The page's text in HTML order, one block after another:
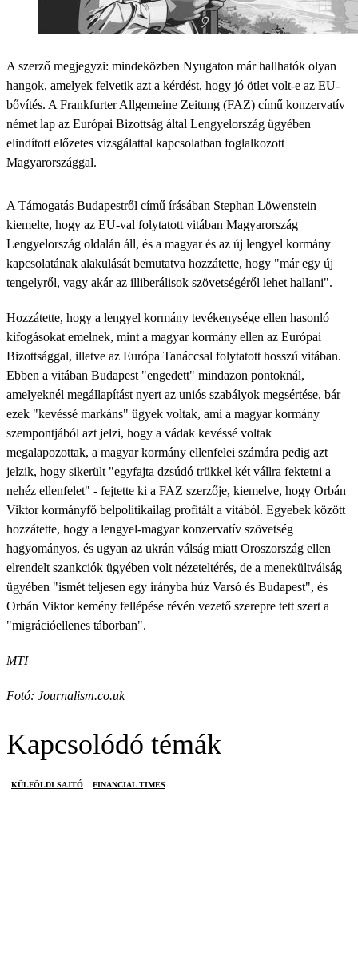
A szerző megjegyzi: mindeközben Nyugaton már hallhatók olyan
hangok, amelyek felvetik azt a kérdést, hogy jó ötlet volt-e az EU-
bővítés. A Frankfurter Allgemeine Zeitung (FAZ) című konzervatív
német lap az Európai Bizottság által Lengyelország ügyében
elindított előzetes vizsgálattal kapcsolatban foglalkozott
Magyarországgal.
A Támogatás Budapestről című írásában Stephan Löwenstein
kiemelte, hogy az EU-val folytatott vitában Magyarország
Lengyelország oldalán áll, és a magyar és az új lengyel kormány
kapcsolatának alakulását bemutatva hozzátette, hogy "már egy új
tengelyről, vagy akár az illiberálisok szövetségéről lehet hallani".
Hozzátette, hogy a lengyel kormány tevékenysége ellen hasonló
kifogásokat emelnek, mint a magyar kormány ellen az Európai
Bizottsággal, illetve az Európa Tanáccsal folytatott hosszú vitában.
Ebben a vitában Budapest "engedett" mindazon pontoknál,
amelyeknél megállapítást nyert az uniós szabályok megsértése, bár
ezek "kevéssé markáns" ügyek voltak, ami a magyar kormány
szempontjából azt jelzi, hogy a vádak kevéssé voltak
megalapozottak, a magyar kormány ellenfelei számára pedig azt
jelzik, hogy sikerült "egyfajta dzsúdó trükkel két vállra fektetni a
nehéz ellenfelet" - fejtette ki a FAZ szerzője, kiemelve, hogy Orbán
Viktor kormányfő belpolitikailag profitált a vitából. Egyebek között
hozzátette, hogy a lengyel-magyar konzervatív szövetség
hagyományos, és ugyan az ukrán válság miatt Oroszország ellen
elrendelt szankciók ügyében volt nézeteltérés, de a menekültválság
ügyében "ismét teljesen egy irányba húz Varsó és Budapest", és
Orbán Viktor kemény fellépése révén vezető szerepre tett szert a
"migrációellenes táborban".
MTI
Fotó: Journalism.co.uk
Kapcsolódó témák
KÜLFÖLDI SAJTÓ FINANCIAL TIMES